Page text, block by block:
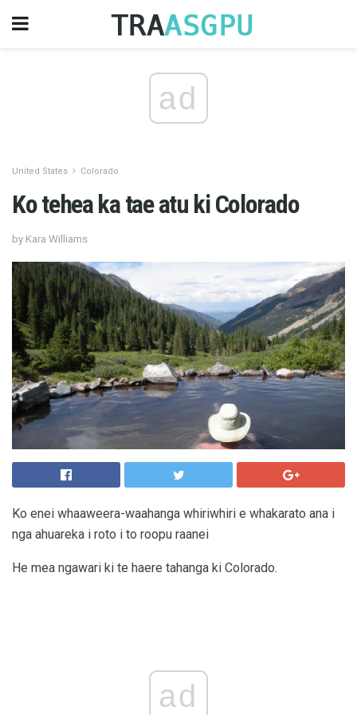
ad
United States Colorado
Ko tehea ka tae atu ki Colorado
by Kara Williams
Ko enei whaaweera-waahanga whiriwhiri e whakarato ana i
nga ahuareka i roto i to roopu raanei
He mea ngawari ki te haere tahanga ki Colorado.
ad